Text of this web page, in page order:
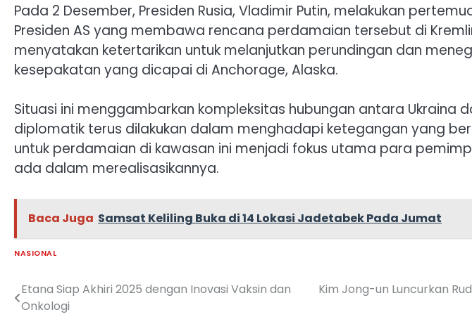
Pada 2 Desember, Presiden Rusia, Vladimir Putin, melakukan
Presiden AS yang membawa rencana perdamaian tersebut di
menyatakan ketertarikan untuk melanjutkan perundingan dan
kesepakatan yang dicapai di Anchorage, Alaska.
Situasi ini menggambarkan kompleksitas hubungan antara Ukraina
diplomatik terus dilakukan dalam menghadapi ketegangan yang
untuk perdamaian di kawasan ini menjadi fokus utama para
ada dalam merealisasikannya.
Baca Juga Samsat Keliling Buka di 14 Lokasi Jadetabek Pada Jumat
NASIONAL
Navigasi
Etana Siap Akhiri 2025 dengan Inovasi Vaksin dan
Onkologi
Kim Jong-un Luncurkan